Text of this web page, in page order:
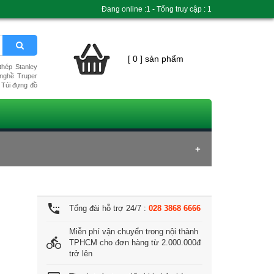
Stanley
Truper
Túi đựng đồ
[ 0 ] sản phẩm
settings_phone Tổng đài hỗ trợ 24/7 : 028 3868 6666
directions_bike
Miễn phí vận chuyển trong nội thành
TPHCM cho đơn hàng từ 2.000.000đ
trở lên
Đang online :1 - Tổng truy cập : 1